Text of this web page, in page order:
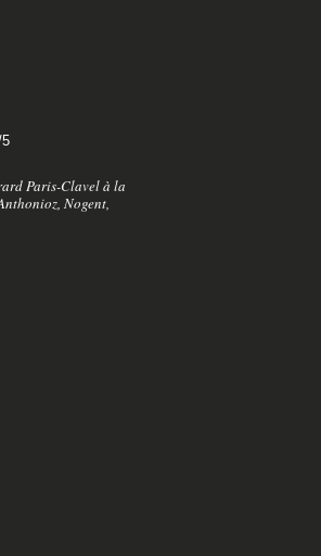
Paris-Clavel à la
Nogent,